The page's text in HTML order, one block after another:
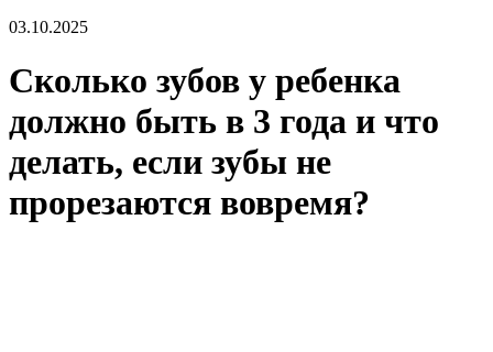
03.10.2025
Сколько зубов у ребенка
должно быть в 3 года и что
делать, если зубы не
прорезаются вовремя?